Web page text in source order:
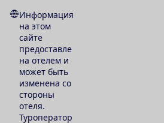
Информация
на этом
сайте
предоставле
на отелем и
может быть
изменена со
стороны
отеля.
Туроператор